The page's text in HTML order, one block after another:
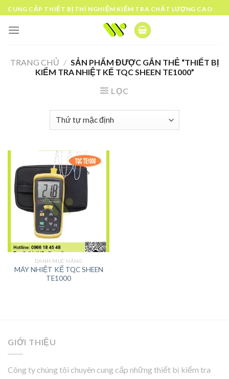
Skip
to
content
CUNG CẤP THIẾT BỊ THÍ NGHIỆM KIỂM TRA CHẤT LƯỢNG CAO
TRANG CHỦ / SẢN PHẨM ĐƯỢC GẮN THẺ “THIẾT BỊ
KIỂM TRA NHIỆT KẾ TQC SHEEN TE1000”
LỌC
DANH MỤC HÃNG
MÁY NHIỆT KẾ TQC SHEEN
TE1000
GIỚI THIỆU
Công ty chúng tôi chuyên cung cấp những thiết bị kiểm tra